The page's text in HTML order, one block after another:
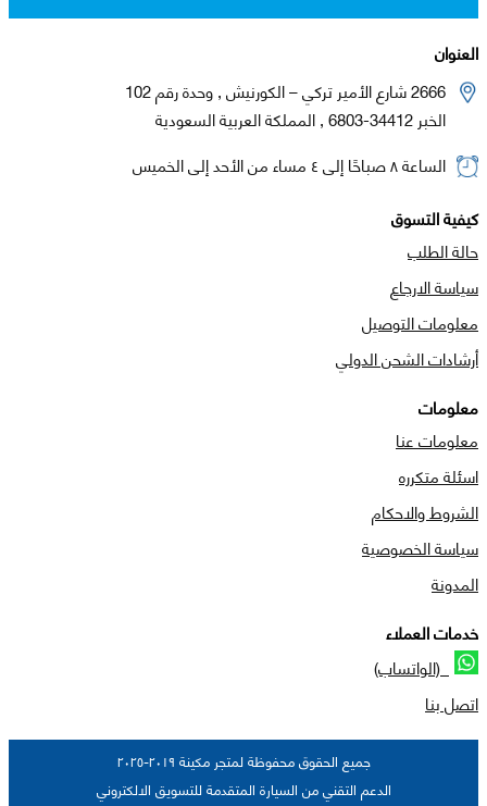
العنوان
2666 شارع الأمير تركي – الكورنيش , وحدة رقم 102
الخبر 34412-6803 , المملكة العربية السعودية
الساعة ٨ صباحًا إلى ٤ مساء من الأحد إلى الخميس
كيفية التسوق
حالة الطلب
سياسة الارجاع
معلومات التوصيل
أرشادات الشحن الدولي
معلومات
معلومات عنا
اسئلة متكرره
الشروط والاحكام
سياسة الخصوصية
المدونة
خدمات العملاء
(الواتساب)
اتصل بنا
جميع الحقوق محفوظة لمتجر مكينة ٢٠١٩-٢٠٢٥
الدعم التقني من السيارة المتقدمة للتسويق الالكتروني